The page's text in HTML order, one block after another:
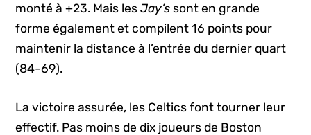
monté à +23. Mais lesJay’s sont en grande
forme également et compilent 16 points pour
maintenir la distance à l’entrée du dernier quart
(84-69).
La victoire assurée, les Celtics font tourner leur
effectif. Pas moins de dix joueurs de Boston